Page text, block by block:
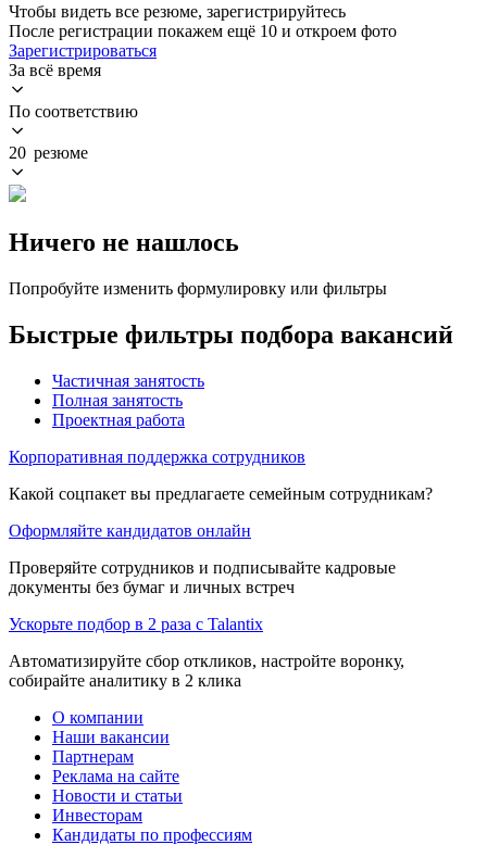
Чтобы видеть все резюме, зарегистрируйтесь
После регистрации покажем ещё 10 и откроем фото
Зарегистрироваться
За всё время
По соответствию
20 резюме
Ничего не нашлось
Попробуйте изменить формулировку или фильтры
Быстрые фильтры подбора вакансий
Частичная занятость
Полная занятость
Проектная работа
Корпоративная поддержка сотрудников
Какой соцпакет вы предлагаете семейным сотрудникам?
Оформляйте кандидатов онлайн
Проверяйте сотрудников и подписывайте кадровые
документы без бумаг и личных встреч
Ускорьте подбор в 2 раза с Talantix
Автоматизируйте сбор откликов, настройте воронку,
собирайте аналитику в 2 клика
О компании
Наши вакансии
Партнерам
Реклама на сайте
Новости и статьи
Инвесторам
Кандидаты по профессиям